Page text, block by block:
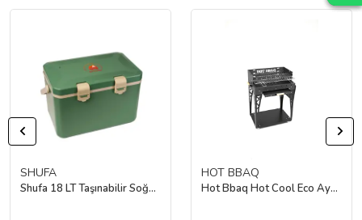
SHUFA
Shufa 18 LT Taşınabilir Soğutucu Kamp Dolabı
HOT BBAQ
Hot Bbaq Hot Cool Eco Ayaklı Mangal Kömürlü